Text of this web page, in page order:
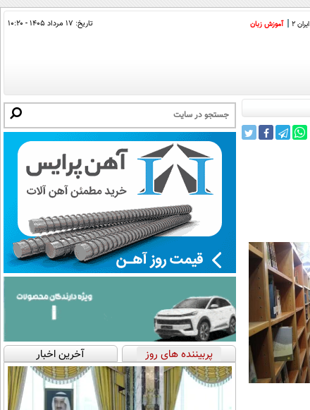
2 آموزش زبان تاریخ: ۱۷ مرداد ۱۴۰۵ - ۱۰:۲۰
پربیننده های روز آخرین اخبار